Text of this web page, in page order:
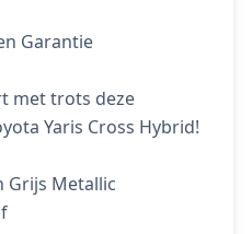
Garantie
met trots deze
Yaris Cross Hybrid!
Grijs Metallic